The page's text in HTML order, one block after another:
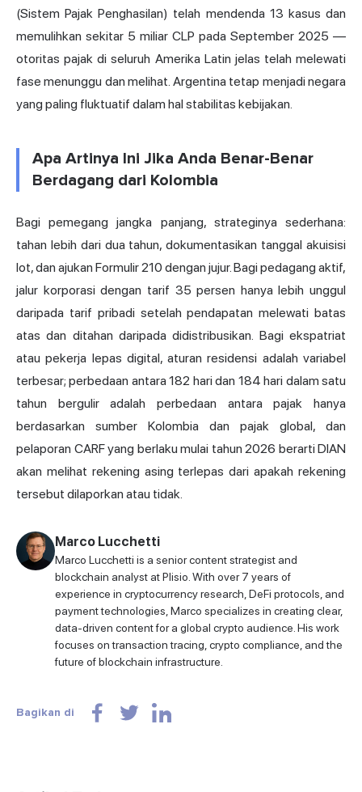
(Sistem Pajak Penghasilan) telah mendenda 13 kasus dan
memulihkan sekitar 5 miliar CLP pada September 2025 —
otoritas pajak di seluruh Amerika Latin jelas telah melewati
fase menunggu dan melihat. Argentina tetap menjadi negara
yang paling fluktuatif dalam hal stabilitas kebijakan.
Apa Artinya Ini Jika Anda Benar-Benar
Berdagang dari Kolombia
Bagi pemegang jangka panjang, strateginya sederhana:
tahan lebih dari dua tahun, dokumentasikan tanggal akuisisi
lot, dan ajukan Formulir 210 dengan jujur. Bagi pedagang aktif,
jalur korporasi dengan tarif 35 persen hanya lebih unggul
daripada tarif pribadi setelah pendapatan melewati batas
atas dan ditahan daripada didistribusikan. Bagi ekspatriat
atau pekerja lepas digital, aturan residensi adalah variabel
terbesar; perbedaan antara 182 hari dan 184 hari dalam satu
tahun bergulir adalah perbedaan antara pajak hanya
berdasarkan sumber Kolombia dan pajak global, dan
pelaporan CARF yang berlaku mulai tahun 2026 berarti DIAN
akan melihat rekening asing terlepas dari apakah rekening
tersebut dilaporkan atau tidak.
Marco Lucchetti
Marco Lucchetti is a senior content strategist and
blockchain analyst at Plisio. With over 7 years of
experience in cryptocurrency research, DeFi protocols, and
payment technologies, Marco specializes in creating clear,
data-driven content for a global crypto audience. His work
focuses on transaction tracing, crypto compliance, and the
future of blockchain infrastructure.
Bagikan di